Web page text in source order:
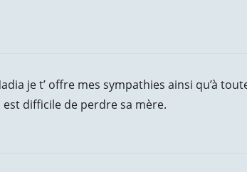
je t’ offre mes sympathies ainsi qu’à
difficile de perdre sa mère.